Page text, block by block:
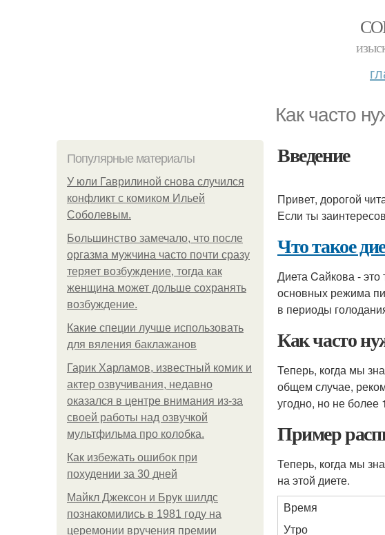
Как часто
Популярные материалы
У юли Гаврилиной снова случился
конфликт с комиком Ильей
Соболевым.
Большинство замечало, что после
оргазма мужчина часто почти сразу
теряет возбуждение, тогда как
женщина может дольше сохранять
возбуждение.
Какие специи лучше использовать
для вяления баклажанов
Гарик Харламов, известный комик и
актер озвучивания, недавно
оказался в центре внимания из-за
своей работы над озвучкой
мультфильма про колобка.
Как избежать ошибок при
похудении за 30 дней
Майкл Джексон и Брук шилдс
познакомились в 1981 году на
церемонии вручения премии
Введение
Привет, дорогой
Если ты
Что такое
Диета Cайкова -
основных режима
в периоды
Как часто
Теперь, когда мы
общем случае,
угодно, но не
Пример
Теперь, когда мы
на этой диете.
Время
Утро